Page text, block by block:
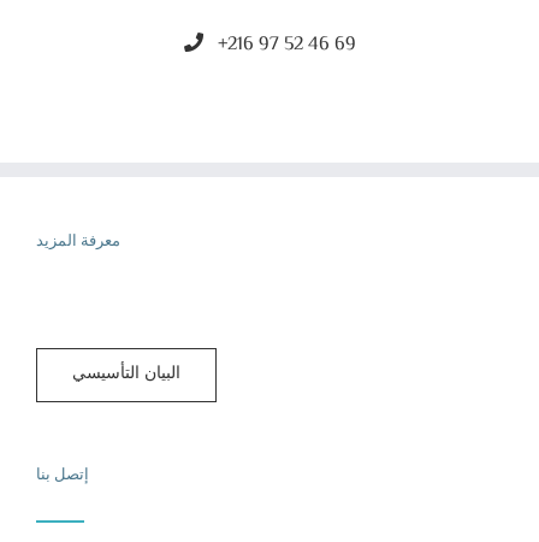
+216 97 52 46 69
معرفة المزيد
البيان التأسيسي
إتصل بنا